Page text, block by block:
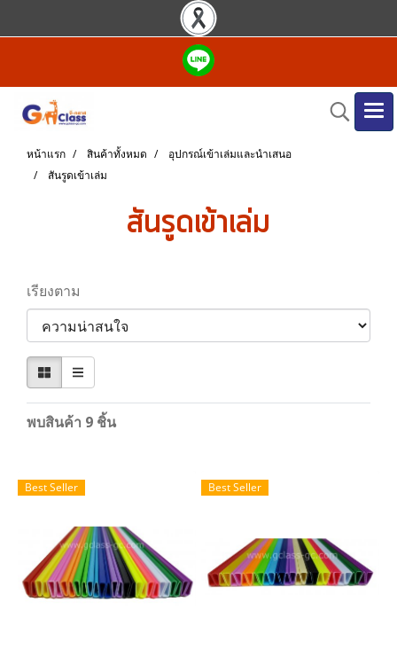
หน้าแรก สินค้าทั้งหมด
อุปกรณ์เข้าเล่มและนำเสนอ
สันรูดเข้าเล่ม
สันรูดเข้าเล่ม
เรียงตาม
พบสินค้า 9 ชิ้น
Best Seller Best Seller